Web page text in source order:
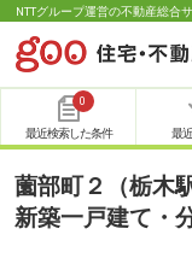
NTTグループ運営の不動産総合
0
最近検索した条件 最
薗部町２（栃木
新築一戸建て・